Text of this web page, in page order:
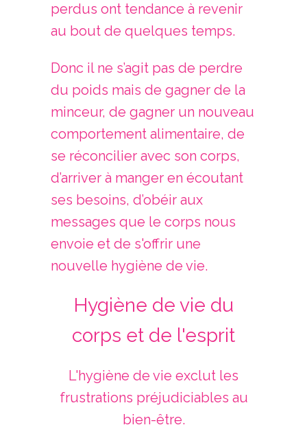
perdus ont tendance à revenir
au bout de quelques temps.
Donc il ne s’agit pas de perdre
du poids mais de gagner de la
minceur, de gagner un nouveau
comportement alimentaire, de
se réconcilier avec son corps,
d’arriver à manger en écoutant
ses besoins, d’obéir aux
messages que le corps nous
envoie et de s'offrir une
nouvelle hygiène de vie.
Hygiène de vie du
corps et de l'esprit
L'hygiène de vie exclut les
frustrations préjudiciables au
bien-être.